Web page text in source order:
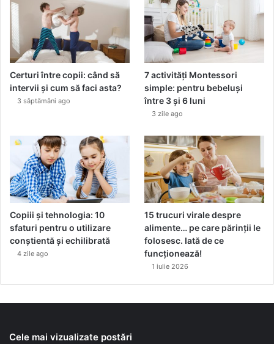
Certuri între copii: când să
intervii și cum să faci asta?
3 săptămâni ago
7 activități Montessori
simple: pentru bebeluși
între 3 și 6 luni
3 zile ago
Copiii și tehnologia: 10
sfaturi pentru o utilizare
conștientă și echilibrată
4 zile ago
15 trucuri virale despre
alimente… pe care părinții le
folosesc. Iată de ce
funcționează!
1 iulie 2026
Cele mai vizualizate postări